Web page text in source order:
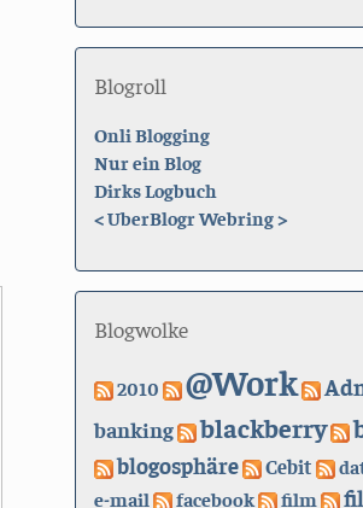
Blogroll
Onli Blogging
Nur ein Blog
Dirks Logbuch
<UberBlogr Webring>
Blogwolke
2010 @Work
banking blackberry
blogosphäre Cebit
e-mail
facebook film